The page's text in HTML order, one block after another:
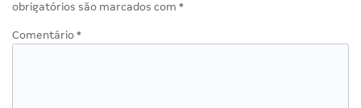
obrigatórios são marcados com *
Comentário *